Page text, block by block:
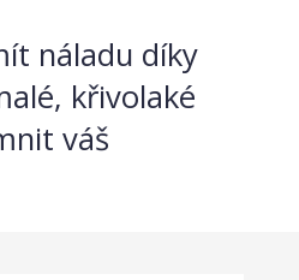
náladu díky
křivolaké
váš